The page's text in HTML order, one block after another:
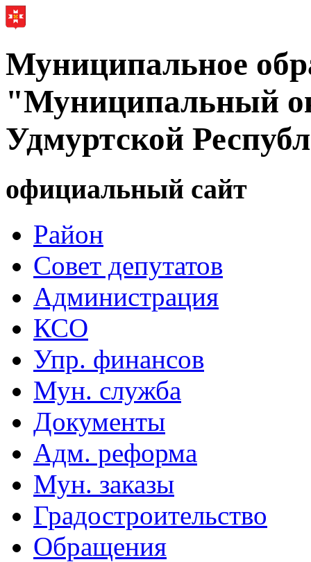
Муниципальное
"Муниципальный
Удмуртской
официальный сайт
Район
Совет депутатов
Администрация
КСО
Упр. финансов
Мун. служба
Документы
Адм. реформа
Мун. заказы
Градостроительство
Обращения